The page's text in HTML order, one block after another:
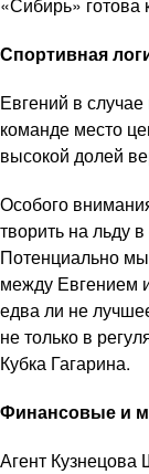
«Сибирь»
Спортивная
Евгений в
команде место
высокой долей
Особого
творить на льду
Потенциально
между Евгением
едва ли не
не только в
Кубка Гагарина.
Финансовые и
Агент